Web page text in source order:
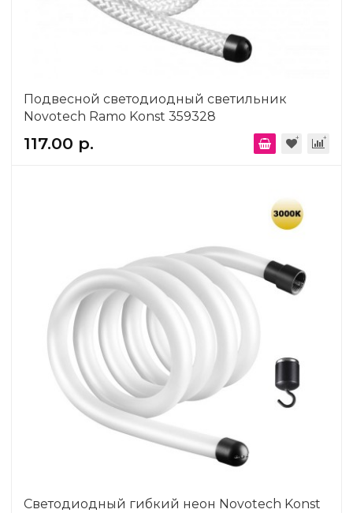
Подвесной светодиодный светильник
Novotech Ramo Konst 359328
117.00 р.
Светодиодный гибкий неон Novotech Konst